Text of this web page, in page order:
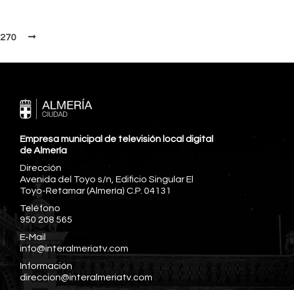
270
Empresa municipal de televisión local digital
de Almería
Dirección
Avenida del Toyo s/n, Edificio Singular El
Toyo-Retamar (Almería) C.P. 04131
Teléfono
950 208 565
E-Mail
info@interalmeriatv.com
Información
direccion@interalmeriatv.com